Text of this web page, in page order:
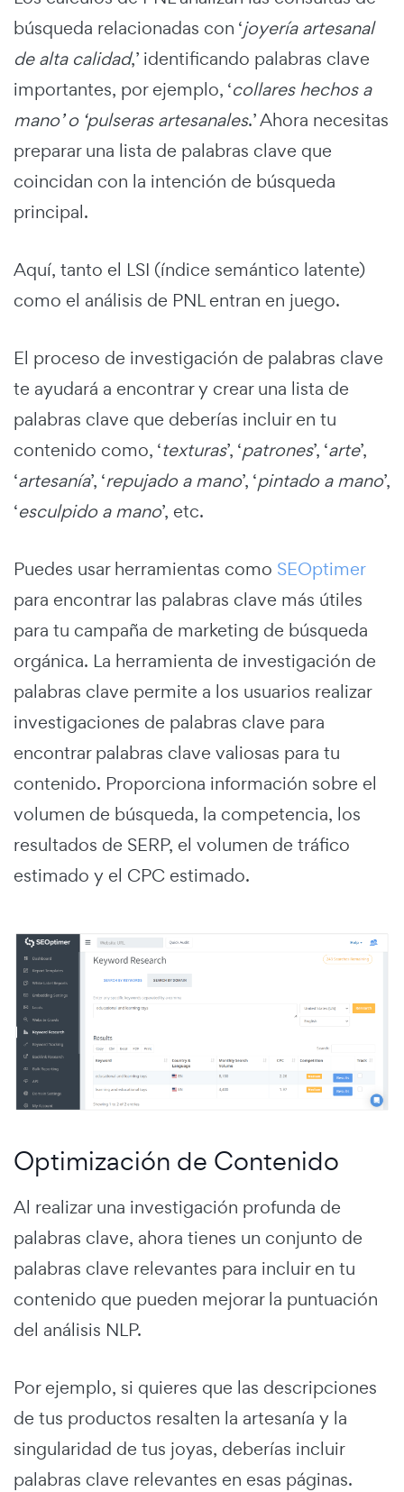
búsqueda relacionadas con ‘joyería artesanal
de alta calidad,’ identificando palabras clave
importantes, por ejemplo, ‘collares hechos a
mano’ o ‘pulseras artesanales.’ Ahora necesitas
preparar una lista de palabras clave que
coincidan con la intención de búsqueda
principal.
Aquí, tanto el LSI (índice semántico latente)
como el análisis de PNL entran en juego.
El proceso de investigación de palabras clave
te ayudará a encontrar y crear una lista de
palabras clave que deberías incluir en tu
contenido como, ‘texturas’, ‘patrones’, ‘arte’,
‘artesanía’, ‘repujado a mano’, ‘pintado a mano’,
‘esculpido a mano’, etc.
Puedes usar herramientas como SEOptimer
para encontrar las palabras clave más útiles
para tu campaña de marketing de búsqueda
orgánica. La herramienta de investigación de
palabras clave permite a los usuarios realizar
investigaciones de palabras clave para
encontrar palabras clave valiosas para tu
contenido. Proporciona información sobre el
volumen de búsqueda, la competencia, los
resultados de SERP, el volumen de tráfico
estimado y el CPC estimado.
Optimización de Contenido
Al realizar una investigación profunda de
palabras clave, ahora tienes un conjunto de
palabras clave relevantes para incluir en tu
contenido que pueden mejorar la puntuación
del análisis NLP.
Por ejemplo, si quieres que las descripciones
de tus productos resalten la artesanía y la
singularidad de tus joyas, deberías incluir
palabras clave relevantes en esas páginas.